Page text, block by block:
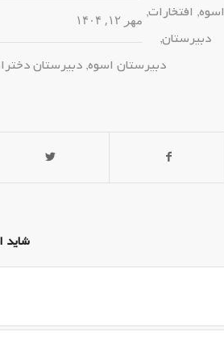
مهر ۱۲, ۱۴۰۴ اسوه, افتخارات,
دبیرستان,
دبیرستان اسوه,دبیرستان
شاید